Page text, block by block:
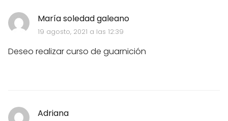
María soledad galeano
19 agosto, 2021 a las 12:39
Deseo realizar curso de guarnición
Adriana